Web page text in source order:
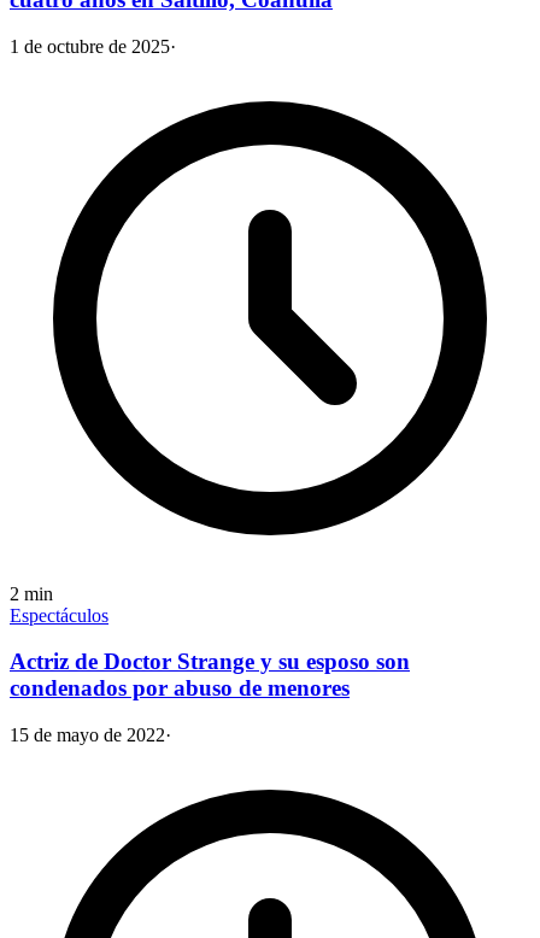
1 de octubre de 2025·
2 min
Espectáculos
Actriz de Doctor Strange y su esposo son
condenados por abuso de menores
15 de mayo de 2022·